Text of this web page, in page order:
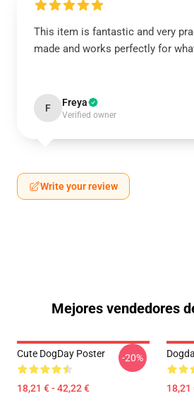
This item is fantastic and very
made and works perfectly for
F Freya
Verified owner
Write your review
Mejores vendedores
Cute DogDay Poster
18,21 € - 42,22 €
-20%
18,21